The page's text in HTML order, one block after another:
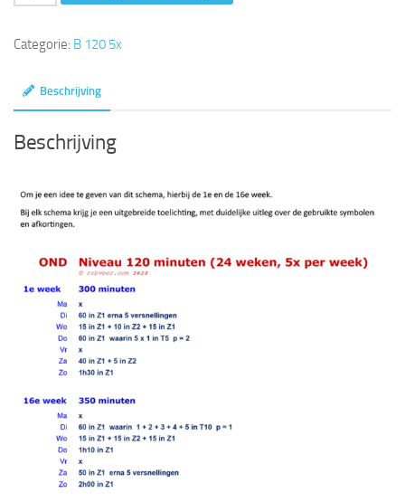
minuten
weken,
per
aantal
Categorie: B 120 5x
Beschrijving
Beschrijving